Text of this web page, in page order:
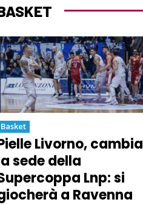
Basket
Livorno, cambia
sede della
Lnp: si
a Ravenna